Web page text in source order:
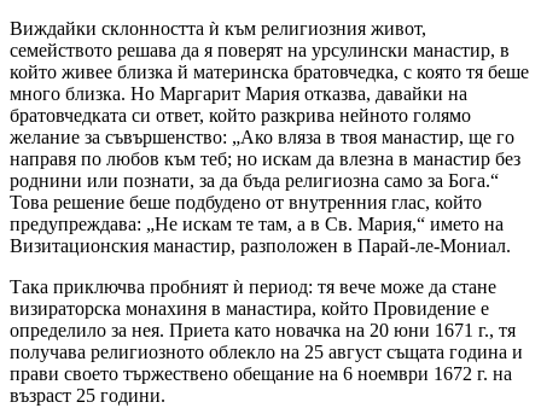
Виждайки склонността ѝ към религиозния живот,
семейството решава да я поверят на урсулински манастир, в
който живее близка й материнска братовчедка, с която тя беше
много близка. Но Маргарит Мария отказва, давайки на
братовчедката си ответ, който разкрива нейното голямо
желание за съвършенство: „Ако вляза в твоя манастир, ще го
направя по любов към теб; но искам да влезна в манастир без
роднини или познати, за да бъда религиозна само за Бога.“
Това решение беше подбудено от внутренния глас, който
предупреждава: „Не искам те там, а в Св. Мария,“ името на
Визитационския манастир, разположен в Парай-ле-Мониал.
Така приключва пробният ѝ период: тя вече може да стане
визираторска монахиня в манастира, който Провидение е
определило за нея. Приета като новачка на 20 юни 1671 г., тя
получава религиозното облекло на 25 август същата година и
прави своето тържествено обещание на 6 ноември 1672 г. на
възраст 25 години.